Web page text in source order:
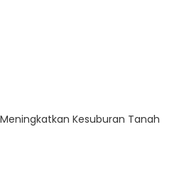
Meningkatkan Kesuburan Tanah